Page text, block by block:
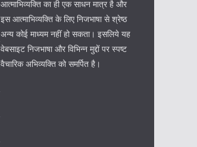
आत्माभिव्यक्ति का ही एक साधन मात्र है और
इस आत्माभिव्यक्ति के लिए निजभाषा से श्रेष्ठ
अन्य कोई माध्यम नहीं हो सकता। इसलिये यह
वेबसाइट निजभाषा और विभिन्न मुद्दों पर स्पष्ट
वैचारिक अभिव्यक्ति को समर्पित है।